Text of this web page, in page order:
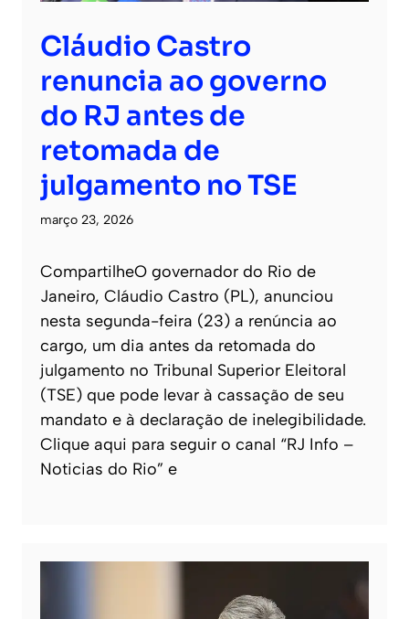
Cláudio Castro
renuncia ao governo
do RJ antes de
retomada de
julgamento no TSE
março 23, 2026
CompartilheO governador do Rio de
Janeiro, Cláudio Castro (PL), anunciou
nesta segunda-feira (23) a renúncia ao
cargo, um dia antes da retomada do
julgamento no Tribunal Superior Eleitoral
(TSE) que pode levar à cassação de seu
mandato e à declaração de inelegibilidade.
Clique aqui para seguir o canal “RJ Info –
Noticias do Rio” e